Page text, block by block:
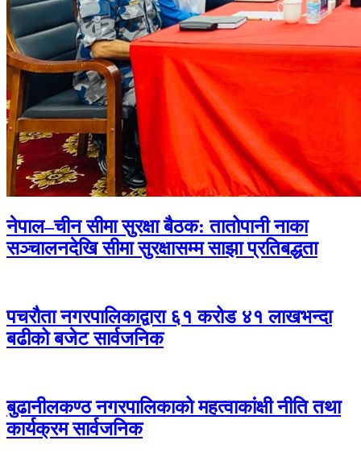
नेपाल–चीन सीमा सुरक्षा बैठक: तातोपानी नाका
सञ्चालनदेखि सीमा सुरक्षासम्म साझा प्रतिबद्धता
पचरौता नगरपालिकाद्वारा ६१ करोड ४१ लाखभन्दा
बढीको बजेट सार्वजनिक
बुढानीलकण्ठ नगरपालिकाको महत्वाकांक्षी नीति तथा
कार्यक्रम सार्वजनिक